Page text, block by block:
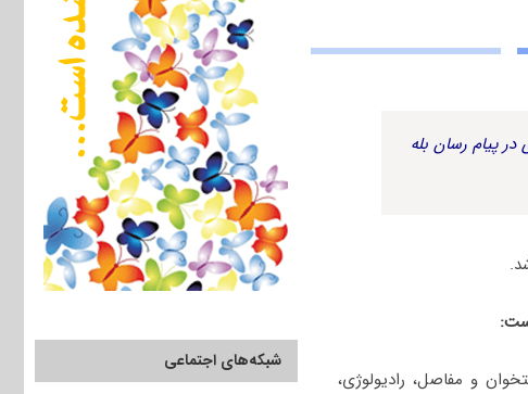
پیام رسان بله
و مفاصل، رادیولوژی،
شبکه‌های اجتماعی